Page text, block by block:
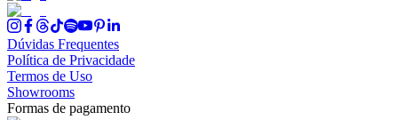
Dúvidas Frequentes
Política de Privacidade
Termos de Uso
Showrooms
Formas de pagamento